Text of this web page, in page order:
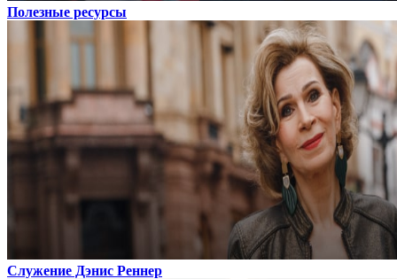
Полезные ресурсы
Служение Дэнис Реннер